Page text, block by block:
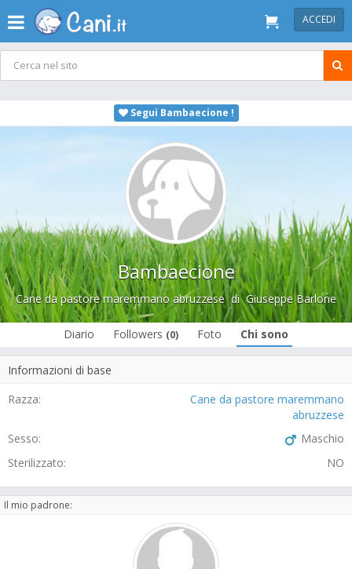
ACCEDI
Segui Bambaecione !
Bambaecione
Cane da pastore maremmano abruzzesediGiuseppe Barlone
Diario Followers (0) Foto Chi sono
Informazioni di base
Razza:
Cane da pastore maremmano
abruzzese
Sesso:
Maschio
Sterilizzato:
NO
Il mio padrone: